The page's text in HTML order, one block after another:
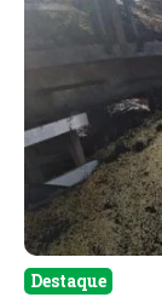
Destaque